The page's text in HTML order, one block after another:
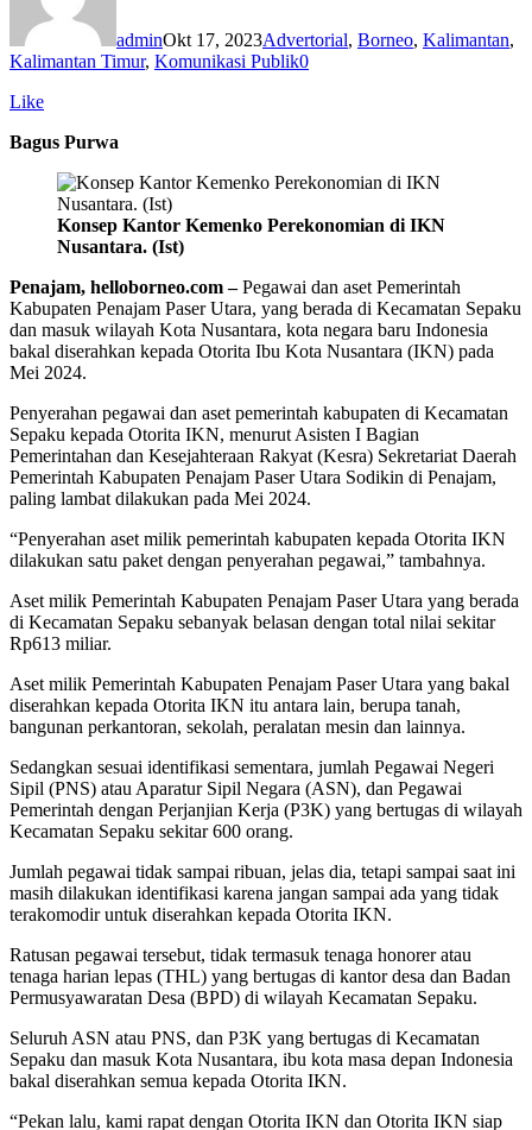
adminOkt 17, 2023Advertorial, Borneo, Kalimantan,
Kalimantan Timur, Komunikasi Publik0
Like
Bagus Purwa
Konsep Kantor Kemenko Perekonomian di IKN
Nusantara. (Ist)
Penajam, helloborneo.com –Pegawai dan aset Pemerintah
Kabupaten Penajam Paser Utara, yang berada di Kecamatan Sepaku
dan masuk wilayah Kota Nusantara, kota negara baru Indonesia
bakal diserahkan kepada Otorita Ibu Kota Nusantara (IKN) pada
Mei 2024.
Penyerahan pegawai dan aset pemerintah kabupaten di Kecamatan
Sepaku kepada Otorita IKN, menurut Asisten I Bagian
Pemerintahan dan Kesejahteraan Rakyat (Kesra) Sekretariat Daerah
Pemerintah Kabupaten Penajam Paser Utara Sodikin di Penajam,
paling lambat dilakukan pada Mei 2024.
“Penyerahan aset milik pemerintah kabupaten kepada Otorita IKN
dilakukan satu paket dengan penyerahan pegawai,” tambahnya.
Aset milik Pemerintah Kabupaten Penajam Paser Utara yang berada
di Kecamatan Sepaku sebanyak belasan dengan total nilai sekitar
Rp613 miliar.
Aset milik Pemerintah Kabupaten Penajam Paser Utara yang bakal
diserahkan kepada Otorita IKN itu antara lain, berupa tanah,
bangunan perkantoran, sekolah, peralatan mesin dan lainnya.
Sedangkan sesuai identifikasi sementara, jumlah Pegawai Negeri
Sipil (PNS) atau Aparatur Sipil Negara (ASN), dan Pegawai
Pemerintah dengan Perjanjian Kerja (P3K) yang bertugas di wilayah
Kecamatan Sepaku sekitar 600 orang.
Jumlah pegawai tidak sampai ribuan, jelas dia, tetapi sampai saat ini
masih dilakukan identifikasi karena jangan sampai ada yang tidak
terakomodir untuk diserahkan kepada Otorita IKN.
Ratusan pegawai tersebut, tidak termasuk tenaga honorer atau
tenaga harian lepas (THL) yang bertugas di kantor desa dan Badan
Permusyawaratan Desa (BPD) di wilayah Kecamatan Sepaku.
Seluruh ASN atau PNS, dan P3K yang bertugas di Kecamatan
Sepaku dan masuk Kota Nusantara, ibu kota masa depan Indonesia
bakal diserahkan semua kepada Otorita IKN.
“Pekan lalu, kami rapat dengan Otorita IKN dan Otorita IKN siap